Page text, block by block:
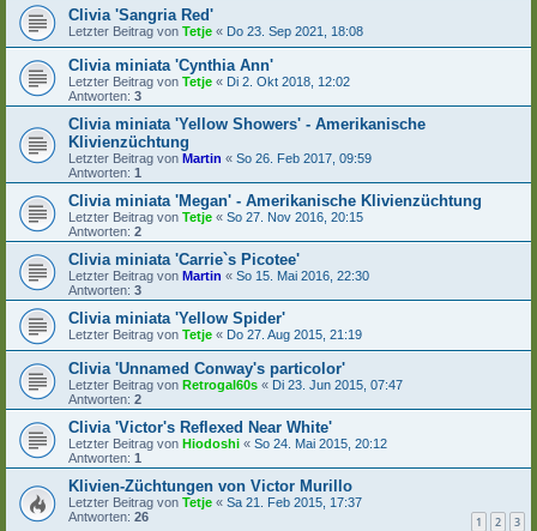
Clivia 'Sangria Red'
Letzter Beitrag von Tetje « Do 23. Sep 2021, 18:08
Clivia miniata 'Cynthia Ann'
Letzter Beitrag von Tetje « Di 2. Okt 2018, 12:02
Antworten: 3
Clivia miniata 'Yellow Showers' - Amerikanische
Klivienzüchtung
Letzter Beitrag von Martin « So 26. Feb 2017, 09:59
Antworten: 1
Clivia miniata 'Megan' - Amerikanische Klivienzüchtung
Letzter Beitrag von Tetje « So 27. Nov 2016, 20:15
Antworten: 2
Clivia miniata 'Carrie`s Picotee'
Letzter Beitrag von Martin « So 15. Mai 2016, 22:30
Antworten: 3
Clivia miniata 'Yellow Spider'
Letzter Beitrag von Tetje « Do 27. Aug 2015, 21:19
Clivia 'Unnamed Conway's particolor'
Letzter Beitrag von Retrogal60s « Di 23. Jun 2015, 07:47
Antworten: 2
Clivia 'Victor's Reflexed Near White'
Letzter Beitrag von Hiodoshi « So 24. Mai 2015, 20:12
Antworten: 1
Klivien-Züchtungen von Victor Murillo
Letzter Beitrag von Tetje « Sa 21. Feb 2015, 17:37
Antworten: 26 1 2 3